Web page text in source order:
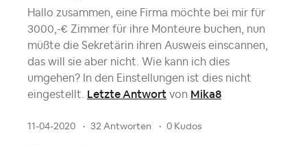
Hallo zusammen, eine Firma möchte bei mir für
3000,-€ Zimmer für ihre Monteure buchen, nun
müßte die Sekretärin ihren Ausweis einscannen,
das will sie aber nicht. Wie kann ich dies
umgehen? In den Einstellungen ist dies nicht
eingestellt. Letzte Antwort von Mika8
11-04-2020 32 Antworten 0 Kudos